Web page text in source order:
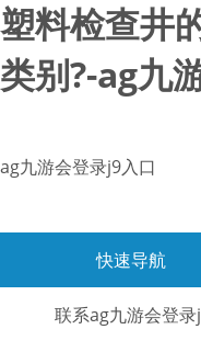
塑料检查井
类别?-ag九
ag九游会登录j9入口
快速导航
联系ag九游会登录